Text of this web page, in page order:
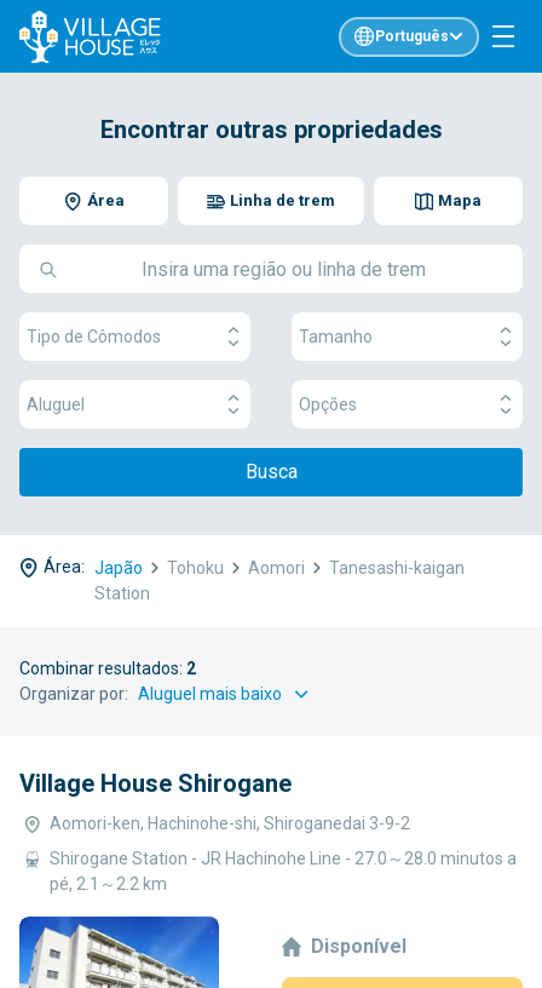
Português
Encontrar outras propriedades
Área Mapa
Linha de trem
Tipo de Cômodos Tamanho
Aluguel Opções
Busca
Área: Japão Tohoku Aomori
Tanesashi-kaigan
Station
Combinar resultados: 2
Organizar por:
Village House Shirogane
Aomori-ken, Hachinohe-shi, Shiroganedai 3-9-2
Shirogane Station - JR Hachinohe Line - 27.0～28.0 minutos a
pé, 2.1～2.2 km
Disponível